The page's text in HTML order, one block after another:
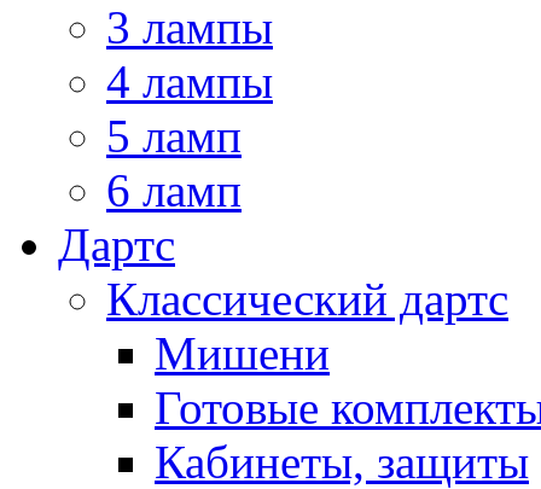
3 лампы
4 лампы
5 ламп
6 ламп
Дартс
Классический дартс
Мишени
Готовые
Кабинеты, защиты